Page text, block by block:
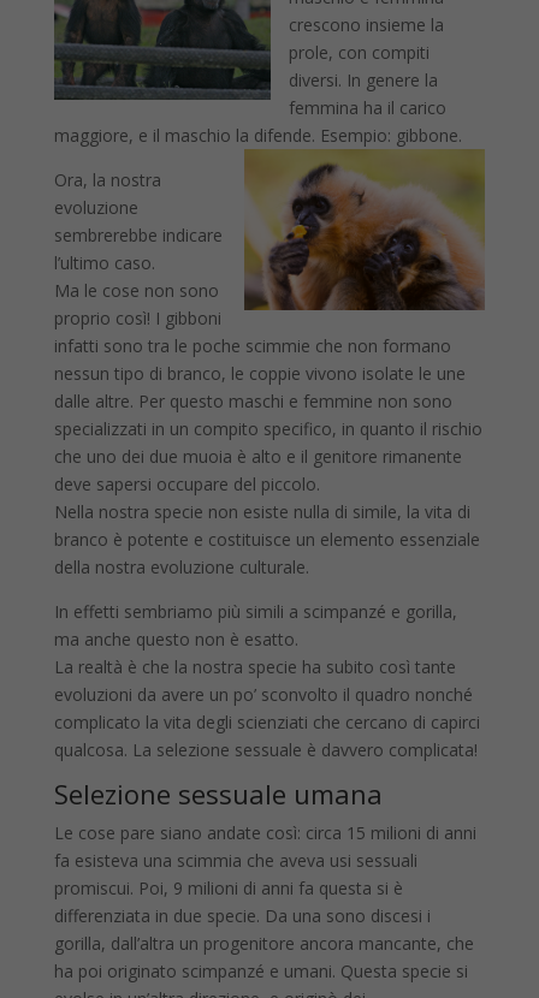
crescono insieme la
prole, con compiti
diversi. In genere la
femmina ha il carico
maggiore, e il maschio la difende. Esempio: gibbone.
Ora, la nostra
evoluzione
sembrerebbe indicare
l’ultimo caso.
Ma le cose non sono
proprio così! I gibboni
infatti sono tra le poche scimmie che non formano
nessun tipo di branco, le coppie vivono isolate le une
dalle altre. Per questo maschi e femmine non sono
specializzati in un compito specifico, in quanto il rischio
che uno dei due muoia è alto e il genitore rimanente
deve sapersi occupare del piccolo.
Nella nostra specie non esiste nulla di simile, la vita di
branco è potente e costituisce un elemento essenziale
della nostra evoluzione culturale.
In effetti sembriamo più simili a scimpanzé e gorilla,
ma anche questo non è esatto.
La realtà è che la nostra specie ha subito così tante
evoluzioni da avere un po’ sconvolto il quadro nonché
complicato la vita degli scienziati che cercano di capirci
qualcosa. La selezione sessuale è davvero complicata!
Selezione sessuale umana
Le cose pare siano andate così: circa 15 milioni di anni
fa esisteva una scimmia che aveva usi sessuali
promiscui. Poi, 9 milioni di anni fa questa si è
differenziata in due specie. Da una sono discesi i
gorilla, dall’altra un progenitore ancora mancante, che
ha poi originato scimpanzé e umani. Questa specie si